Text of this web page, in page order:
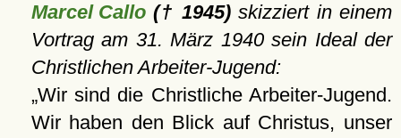
Marcel Callo(† 1945) skizziert in einem
Vortrag am 31. März 1940 sein Ideal der
Christlichen Arbeiter-Jugend:
Wir sind die Christliche Arbeiter-Jugend.
Wir haben den Blick auf Christus, unser